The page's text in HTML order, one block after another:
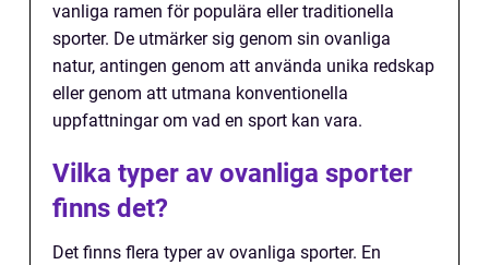
vanliga ramen för populära eller traditionella
sporter. De utmärker sig genom sin ovanliga
natur, antingen genom att använda unika redskap
eller genom att utmana konventionella
uppfattningar om vad en sport kan vara.
Vilka typer av ovanliga sporter
finns det?
Det finns flera typer av ovanliga sporter. En